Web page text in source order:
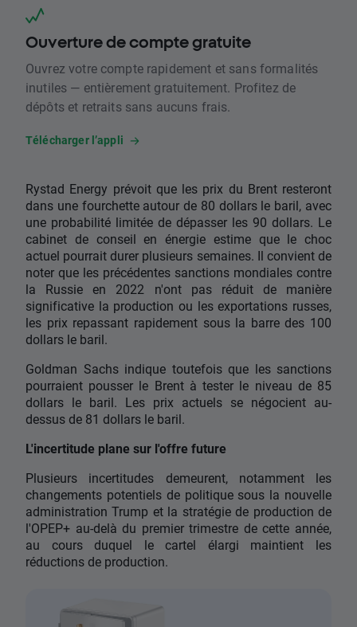
Ouverture de compte gratuite
Ouvrez votre compte rapidement et sans formalités
inutiles — entièrement gratuitement. Profitez de
dépôts et retraits sans aucuns frais.
Télécharger l’appli
Rystad Energy prévoit que les prix du Brent resteront
dans une fourchette autour de 80 dollars le baril, avec
une probabilité limitée de dépasser les 90 dollars. Le
cabinet de conseil en énergie estime que le choc
actuel pourrait durer plusieurs semaines. Il convient de
noter que les précédentes sanctions mondiales contre
la Russie en 2022 n'ont pas réduit de manière
significative la production ou les exportations russes,
les prix repassant rapidement sous la barre des 100
dollars le baril.
Goldman Sachs indique toutefois que les sanctions
pourraient pousser le Brent à tester le niveau de 85
dollars le baril. Les prix actuels se négocient au-
dessus de 81 dollars le baril.
L'incertitude plane sur l'offre future
Plusieurs incertitudes demeurent, notamment les
changements potentiels de politique sous la nouvelle
administration Trump et la stratégie de production de
l'OPEP+ au-delà du premier trimestre de cette année,
au cours duquel le cartel élargi maintient les
réductions de production.